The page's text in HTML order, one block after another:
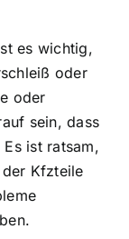
es wichtig,
oder
oder
sein, dass
ist ratsam,
Kfzteile